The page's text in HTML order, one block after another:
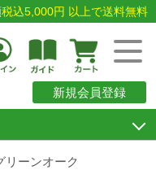
税込5,000円 以上で送料無料
新規会員登録
リーンオーク